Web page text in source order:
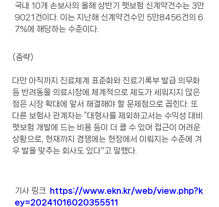
국내 10개 손보사의 올해 상반기 펫보험 신계약건수는 3만
9021건이다. 이는 지난해 신계약건수인 5만8456건의 6
7%에 해당하는 수준이다.
(중략)
다만 아직까지 진료체계 표준화와 진료기록부 발급 의무화
등 반려동물 의료시장에 체계적으로 제도가 세워지지 않은
점은 시장 확대에 앞서 해결해야 할 문제점으로 꼽힌다. 또
다른 보험사 관계자는 “대형사를 제외하고서는 수익성 대비
펫보험 개발에 드는 비용 등이 더 클 수 있어 접근이 어려운
상황으로, 현재까지 경쟁에는 현장에서 이뤄지는 수준에 겨
우 발을 맞추는 회사도 있다"고 말했다.
기사 링크 https://www.ekn.kr/web/view.php?k
ey=20241016020355511